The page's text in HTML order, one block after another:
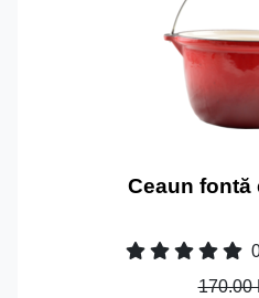
Ceaun fontă
170.00